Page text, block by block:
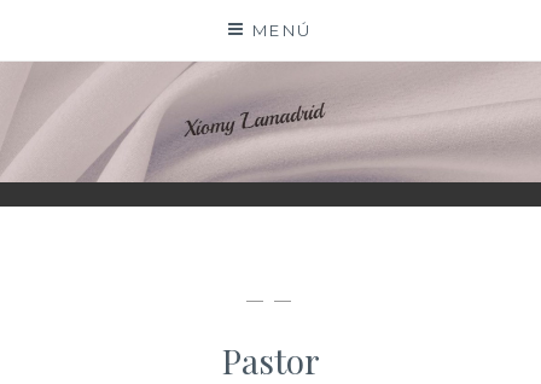
contenido
MENÚ
XIOMY LAMADRID
— —
Pastor